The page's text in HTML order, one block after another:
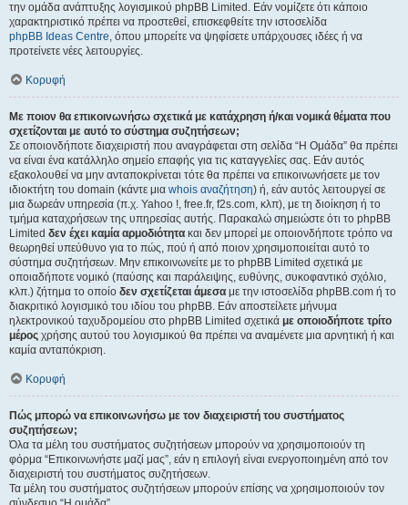
την ομάδα ανάπτυξης λογισμικού phpBB Limited. Εάν νομίζετε ότι κάποιο
χαρακτηριστικό πρέπει να προστεθεί, επισκεφθείτε την ιστοσελίδα
phpBB Ideas Centre, όπου μπορείτε να ψηφίσετε υπάρχουσες ιδέες ή να
προτείνετε νέες λειτουργίες.
Κορυφή
Με ποιον θα επικοινωνήσω σχετικά με κατάχρηση ή/και νομικά θέματα που
σχετίζονται με αυτό το σύστημα συζητήσεων;
Σε οποιονδήποτε διαχειριστή που αναγράφεται στη σελίδα “Η Ομάδα” θα πρέπει
να είναι ένα κατάλληλο σημείο επαφής για τις καταγγελίες σας. Εάν αυτός
εξακολουθεί να μην ανταποκρίνεται τότε θα πρέπει να επικοινωνήσετε με τον
ιδιοκτήτη του domain (κάντε μια whois αναζήτηση) ή, εάν αυτός λειτουργεί σε
μια δωρεάν υπηρεσία (π.χ. Yahoo !, free.fr, f2s.com, κλπ), με τη διοίκηση ή το
τμήμα καταχρήσεων της υπηρεσίας αυτής. Παρακαλώ σημειώστε ότι το phpBB
Limited δεν έχει καμία αρμοδιότητα και δεν μπορεί με οποιονδήποτε τρόπο να
θεωρηθεί υπεύθυνο για το πώς, πού ή από ποιον χρησιμοποιείται αυτό το
σύστημα συζητήσεων. Μην επικοινωνείτε με το phpBB Limited σχετικά με
οποιαδήποτε νομικό (παύσης και παράλειψης, ευθύνης, συκοφαντικό σχόλιο,
κλπ.) ζήτημα το οποίο δεν σχετίζεται άμεσα με την ιστοσελίδα phpBB.com ή το
διακριτικό λογισμικό του ιδίου του phpBB. Εάν αποστείλετε μήνυμα
ηλεκτρονικού ταχυδρομείου στο phpBB Limited σχετικά με οποιοδήποτε τρίτο
μέρος χρήσης αυτού του λογισμικού θα πρέπει να αναμένετε μια αρνητική ή και
καμία ανταπόκριση.
Κορυφή
Πώς μπορώ να επικοινωνήσω με τον διαχειριστή του συστήματος
συζητήσεων;
Όλα τα μέλη του συστήματος συζητήσεων μπορούν να χρησιμοποιούν τη
φόρμα “Επικοινωνήστε μαζί μας”, εάν η επιλογή είναι ενεργοποιημένη από τον
διαχειριστή του συστήματος συζητήσεων.
Τα μέλη του συστήματος συζητήσεων μπορούν επίσης να χρησιμοποιούν τον